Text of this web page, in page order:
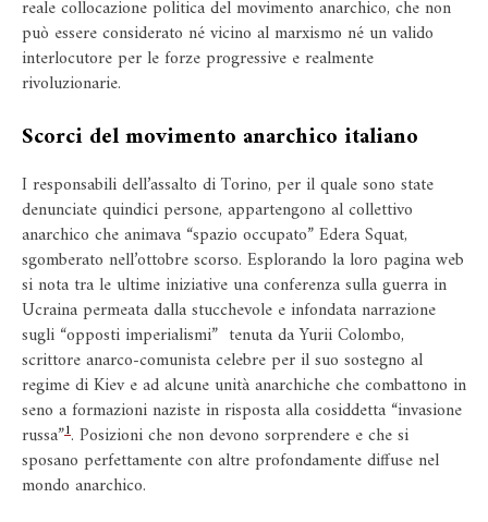
reale collocazione politica del movimento anarchico, che non
può essere considerato né vicino al marxismo né un valido
interlocutore per le forze progressive e realmente
rivoluzionarie.
Scorci del movimento anarchico italiano
I responsabili dell’assalto di Torino, per il quale sono state
denunciate quindici persone, appartengono al collettivo
anarchico che animava “spazio occupato” Edera Squat,
sgomberato nell’ottobre scorso. Esplorando la loro pagina web
si nota tra le ultime iniziative una conferenza sulla guerra in
Ucraina permeata dalla stucchevole e infondata narrazione
sugli “opposti imperialismi” tenuta da Yurii Colombo,
scrittore anarco-comunista celebre per il suo sostegno al
regime di Kiev e ad alcune unità anarchiche che combattono in
seno a formazioni naziste in risposta alla cosiddetta “invasione
russa”1. Posizioni che non devono sorprendere e che si
sposano perfettamente con altre profondamente diffuse nel
mondo anarchico.